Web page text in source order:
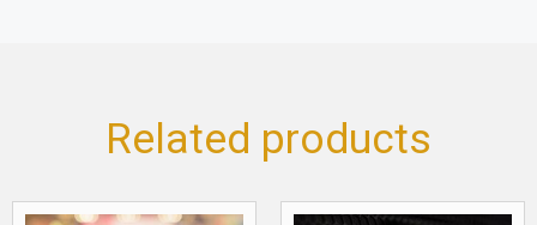
Related products